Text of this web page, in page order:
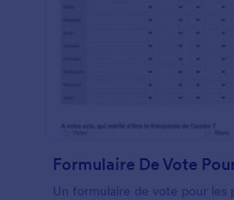
formulaire d'évaluation de
votre classe et donner aux
Un formulaire de vote pour les